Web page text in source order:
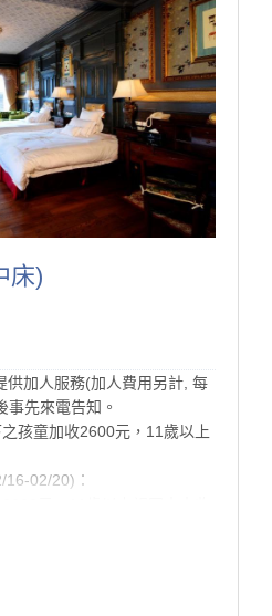
案合併使用。
2802166預約訂房。
需另支付場地租借費用，請
villa.com.tw洽詢，另婚紗拍
欲使用國旅卡請電話訂房。
安全，本民宿僅開放給已完
參觀或使用設施，敬請見諒。
訪，請事先與我們聯繫並依規
大廳）
位旅客都能享受自在、安心
。
。
床)
加人服務(加人費用另計, 每
事先來電告知。
孩童加收2600元，11歲以上
02/20)：
元，11歲以上視同大人收
面禁止攜帶寵物入住、及禁